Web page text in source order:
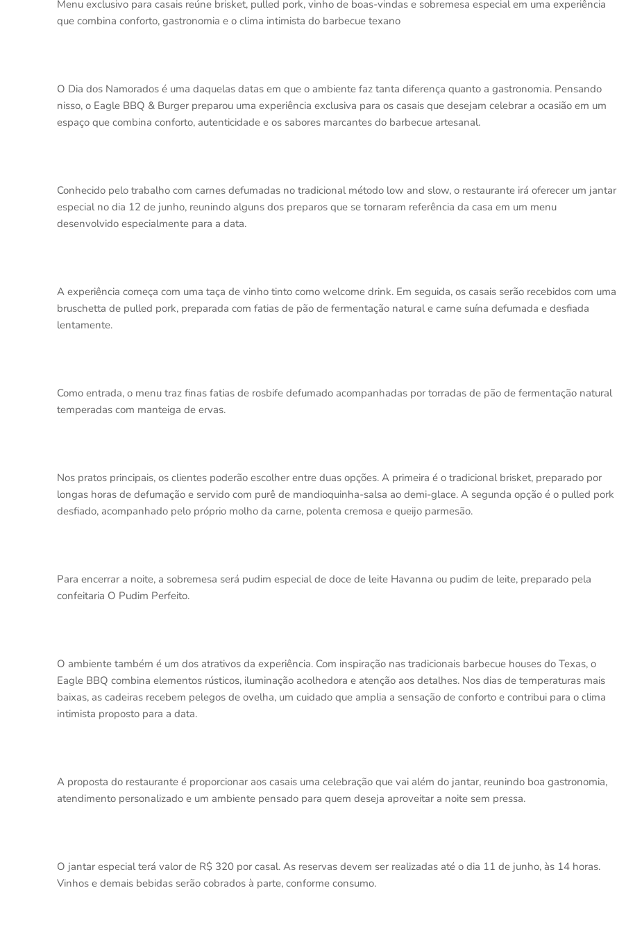
Menu exclusivo para casais reúne brisket, pulled pork, vinho de boas-vindas e sobremesa especial em uma experiência
que combina conforto, gastronomia e o clima intimista do barbecue texano
O Dia dos Namorados é uma daquelas datas em que o ambiente faz tanta diferença quanto a gastronomia. Pensando
nisso, o Eagle BBQ & Burger preparou uma experiência exclusiva para os casais que desejam celebrar a ocasião em um
espaço que combina conforto, autenticidade e os sabores marcantes do barbecue artesanal.
Conhecido pelo trabalho com carnes defumadas no tradicional método low and slow, o restaurante irá oferecer um jantar
especial no dia 12 de junho, reunindo alguns dos preparos que se tornaram referência da casa em um menu
desenvolvido especialmente para a data.
A experiência começa com uma taça de vinho tinto como welcome drink. Em seguida, os casais serão recebidos com uma
bruschetta de pulled pork, preparada com fatias de pão de fermentação natural e carne suína defumada e desfiada
lentamente.
Como entrada, o menu traz finas fatias de rosbife defumado acompanhadas por torradas de pão de fermentação natural
temperadas com manteiga de ervas.
Nos pratos principais, os clientes poderão escolher entre duas opções. A primeira é o tradicional brisket, preparado por
longas horas de defumação e servido com purê de mandioquinha-salsa ao demi-glace. A segunda opção é o pulled pork
desfiado, acompanhado pelo próprio molho da carne, polenta cremosa e queijo parmesão.
Para encerrar a noite, a sobremesa será pudim especial de doce de leite Havanna ou pudim de leite, preparado pela
confeitaria O Pudim Perfeito.
O ambiente também é um dos atrativos da experiência. Com inspiração nas tradicionais barbecue houses do Texas, o
Eagle BBQ combina elementos rústicos, iluminação acolhedora e atenção aos detalhes. Nos dias de temperaturas mais
baixas, as cadeiras recebem pelegos de ovelha, um cuidado que amplia a sensação de conforto e contribui para o clima
intimista proposto para a data.
A proposta do restaurante é proporcionar aos casais uma celebração que vai além do jantar, reunindo boa gastronomia,
atendimento personalizado e um ambiente pensado para quem deseja aproveitar a noite sem pressa.
O jantar especial terá valor de R$ 320 por casal. As reservas devem ser realizadas até o dia 11 de junho, às 14 horas.
Vinhos e demais bebidas serão cobrados à parte, conforme consumo.